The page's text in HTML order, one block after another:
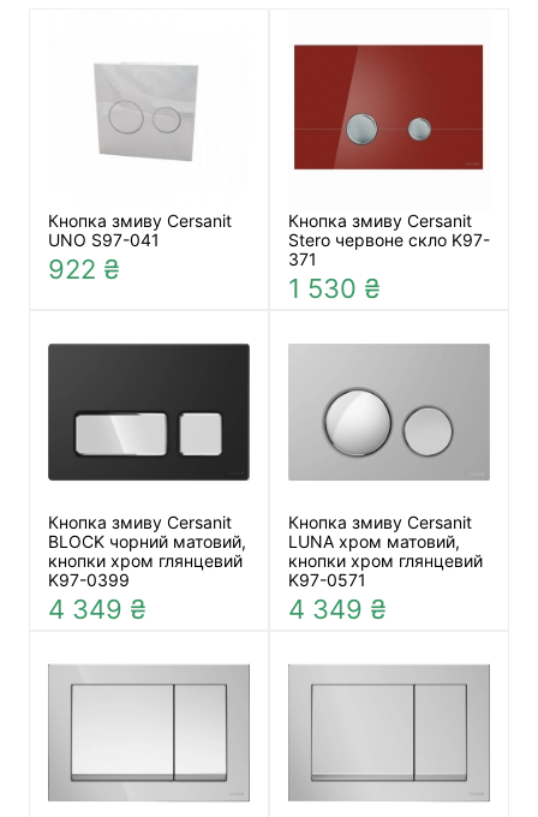
Кнопка змиву Cersanit
UNO S97-041
922 ₴
Кнопка змиву Cersanit
Stero червоне скло K97-
371
1 530 ₴
Кнопка змиву Cersanit
BLOCK чорний матовий,
кнопки хром глянцевий
K97-0399
4 349 ₴
Кнопка змиву Cersanit
LUNA хром матовий,
кнопки хром глянцевий
K97-0571
4 349 ₴